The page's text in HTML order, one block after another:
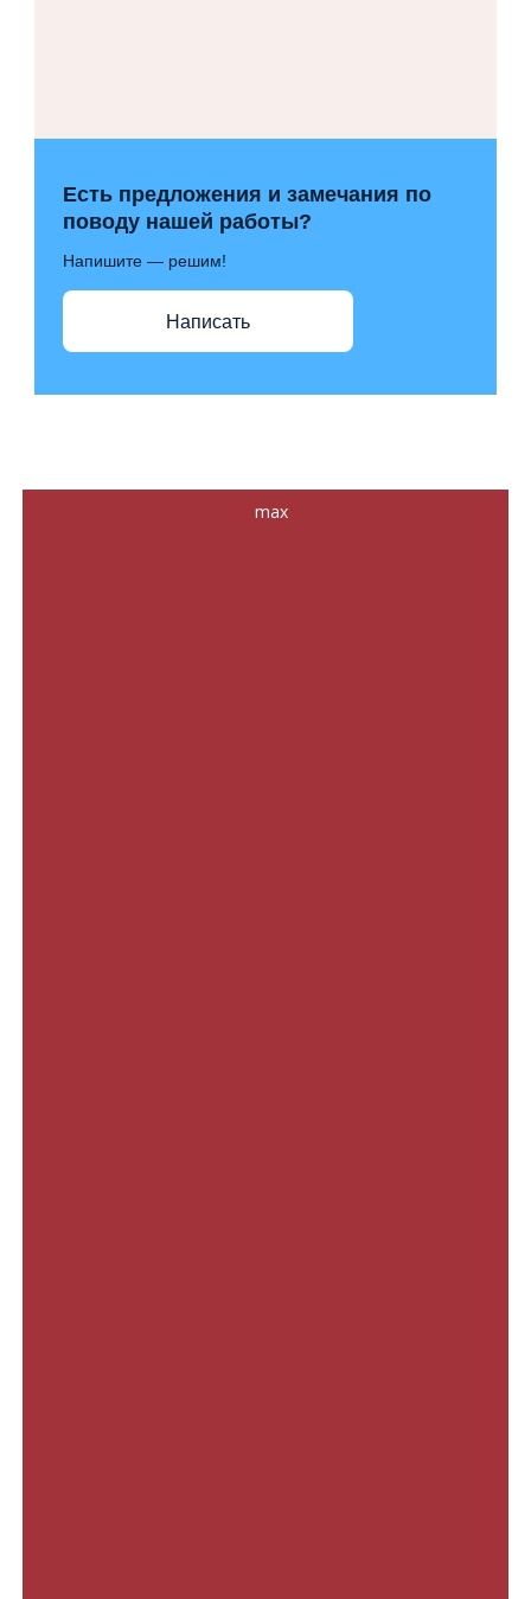
Есть предложения и замечания по
поводу нашей работы?
Напишите — решим!
Написать
max